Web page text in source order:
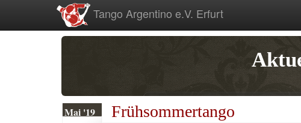
Tango Argentino e.V. Erfurt
Mai '19 Frühsommertango